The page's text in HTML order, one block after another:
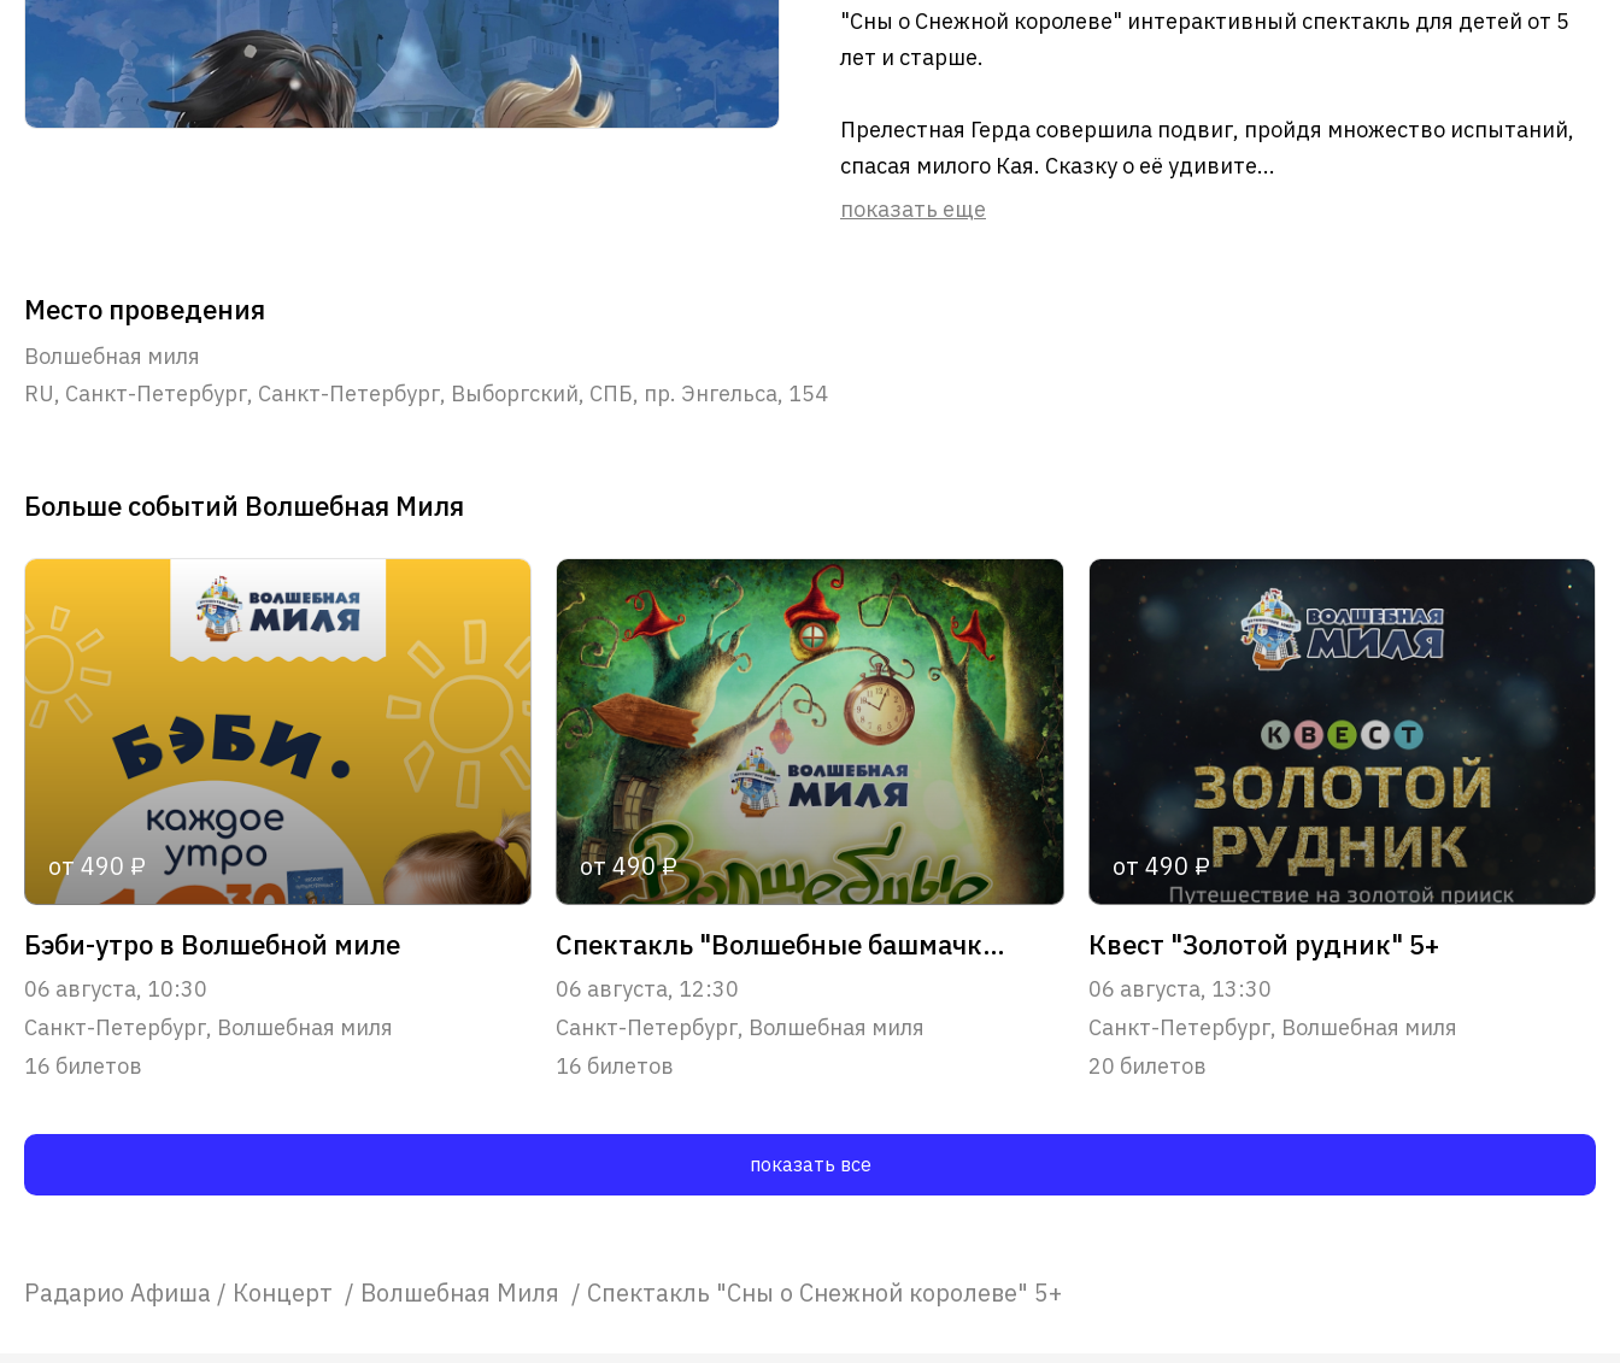
"Сны о Снежной королеве" интерактивный спектакль для детей от 5
лет и старше.
Прелестная Герда совершила подвиг, пройдя множество испытаний,
спасая милого Кая. Сказку о её удивите...
показать еще
Место проведения
Волшебная миля
RU, Санкт-Петербург, Санкт-Петербург, Выборгский, СПБ, пр. Энгельса, 154
Больше событий Волшебная Миля
от 490 ₽
Бэби-утро в Волшебной миле
06 августа, 10:30
Санкт-Петербург, Волшебная миля
16 билетов
от 490 ₽
Спектакль "Волшебные башмачки" 1+
06 августа, 12:30
Санкт-Петербург, Волшебная миля
16 билетов
от 490 ₽
Квест "Золотой рудник" 5+
06 августа, 13:30
Санкт-Петербург, Волшебная миля
20 билетов
показать все
Радарио Афиша / Концерт / Волшебная Миля / Спектакль "Сны о Снежной королеве" 5+